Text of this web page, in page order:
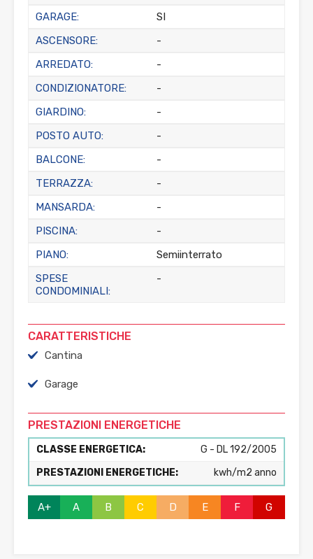
GARAGE:
SI
ASCENSORE:
-
ARREDATO:
-
CONDIZIONATORE:
-
GIARDINO:
-
POSTO AUTO:
-
BALCONE:
-
TERRAZZA:
-
MANSARDA:
-
PISCINA:
-
PIANO:
Semiinterrato
SPESE
CONDOMINIALI:
-
CARATTERISTICHE
Cantina
Garage
PRESTAZIONI ENERGETICHE
CLASSE ENERGETICA:
G - DL 192/2005
PRESTAZIONI ENERGETICHE:
kwh/m2 anno
A+ A B C D E F G